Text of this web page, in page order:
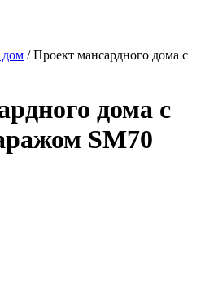
/ Проект мансардного дома с
дома с
SM70